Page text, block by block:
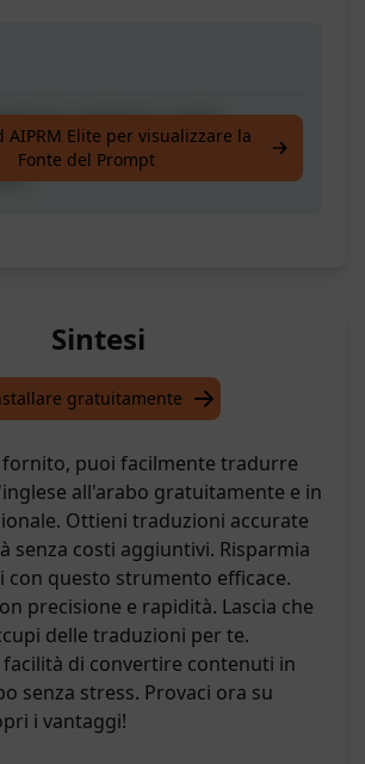
in inglese in arabo.
professionale in arabo
AIPRM Elite per visualizzare la
Fonte del Prompt
Sintesi
gratuitamente
puoi facilmente tradurre
all'arabo gratuitamente e in
Ottieni traduzioni accurate
senza costi aggiuntivi. Risparmia
con questo strumento efficace.
precisione e rapidità. Lascia che
delle traduzioni per te.
facilità di convertire contenuti in
senza stress. Provaci ora su
i vantaggi!